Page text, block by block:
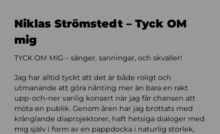
Niklas Strömstedt – Tyck OM
mig
TYCK OM MIG – sånger, sanningar, och skvaller!
Jag har alltid tyckt att det är både roligt och
utmanande att göra nånting mer än bara en rakt
upp-och-ner vanlig konsert när jag får chansen att
möta en publik. Genom åren har jag brottats med
krånglande diaprojektorer, haft hetsiga dialoger med
mig själv i form av en pappdocka i naturlig storlek,